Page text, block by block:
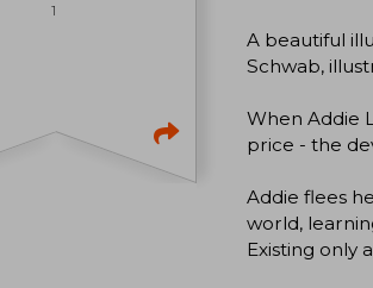
1
A beautiful
Schwab,
When Addie
price - the
Addie flees
world,
Existing only